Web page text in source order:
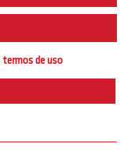
termos de uso